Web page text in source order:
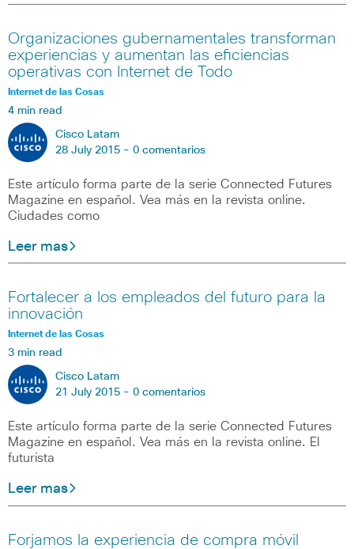
Organizaciones gubernamentales transforman
experiencias y aumentan las eficiencias
operativas con Internet de Todo
Internet de las Cosas
4 min read
Cisco Latam
28 July 2015 - 0 comentarios
Este artículo forma parte de la serie Connected Futures
Magazine en español. Vea más en la revista online.
Ciudades como
Leer mas
Fortalecer a los empleados del futuro para la
innovación
Internet de las Cosas
3 min read
Cisco Latam
21 July 2015 - 0 comentarios
Este artículo forma parte de la serie Connected Futures
Magazine en español. Vea más en la revista online. El
futurista
Leer mas
Forjamos la experiencia de compra móvil